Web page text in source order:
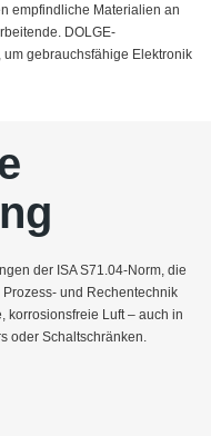
empfindliche Materialien an
DOLGE-
um gebrauchsfähige Elektronik
der ISA S71.04-Norm, die
und Rechentechnik
korrosionsfreie Luft – auch in
oder Schaltschränken.